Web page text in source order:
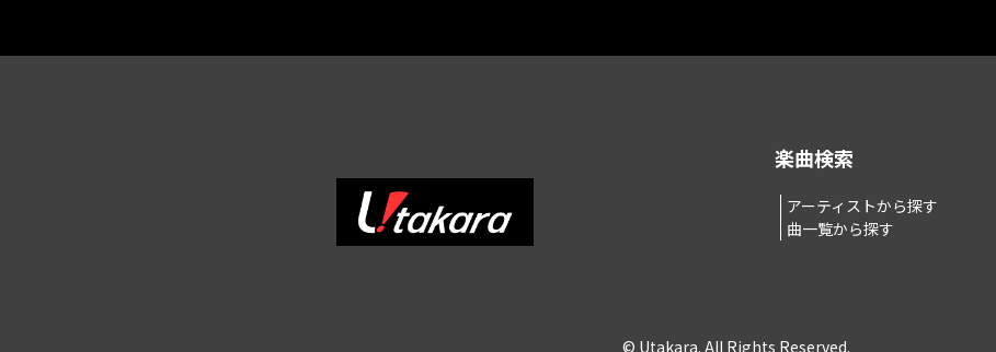
楽曲検索
アーティストから探す
曲一覧から探す
© Utakara. All Rights Reserved.